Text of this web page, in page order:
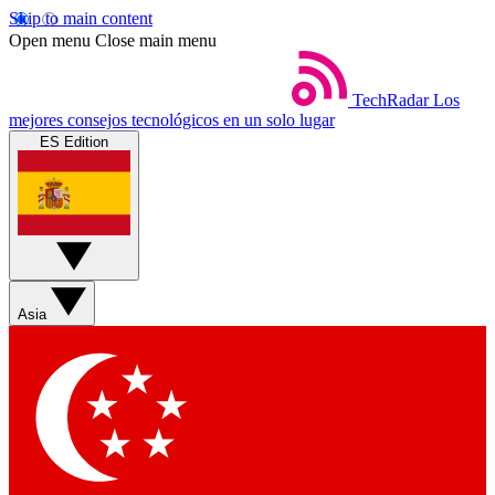
Skip to main content
Open menu Close main menu
TechRadar Los
mejores consejos tecnológicos en un solo lugar
ES Edition
Asia